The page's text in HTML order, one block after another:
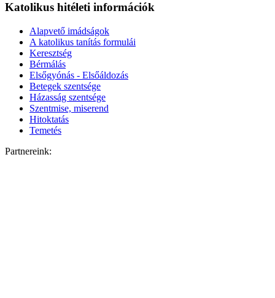
Katolikus hitéleti információk
Alapvető imádságok
A katolikus tanítás formulái
Keresztség
Bérmálás
Elsőgyónás - Elsőáldozás
Betegek szentsége
Házasság szentsége
Szentmise, miserend
Hitoktatás
Temetés
Partnereink: